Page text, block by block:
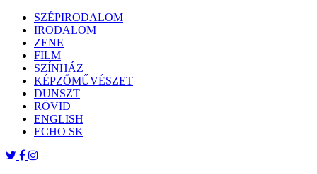
Skip
content
SZÉPIRODALOM
IRODALOM
ZENE
FILM
SZÍNHÁZ
KÉPZŐMŰVÉSZET
DUNSZT
RÖVID
ENGLISH
ECHO SK